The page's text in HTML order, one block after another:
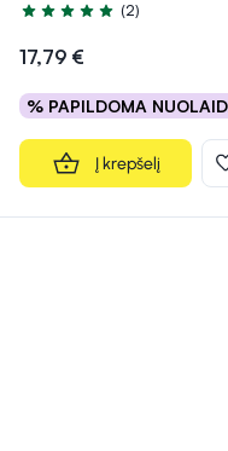
Įvertinimas 5.0 iš 5
(2)
17,79 €
% PAPILDOMA
Į krepšelį